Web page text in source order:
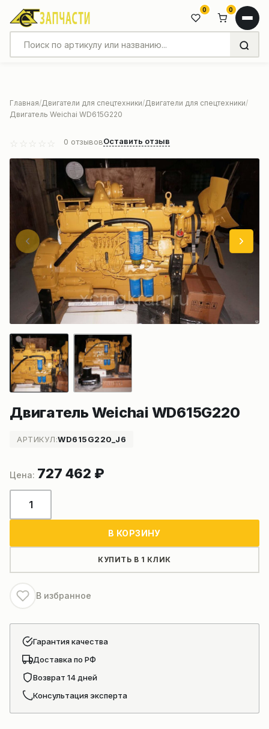
0 0
Главная Двигатели для спецтехники Двигатели для спецтехники
Двигатель Weichai WD615G220
0 отзывовОставить отзыв
Двигатель Weichai WD615G220
АРТИКУЛ:WD615G220_J6
727 462 ₽
товара
В КОРЗИНУ
КУПИТЬ В 1 КЛИК
В избранное
Гарантия качества
Доставка по РФ
Возврат 14 дней
Консультация эксперта